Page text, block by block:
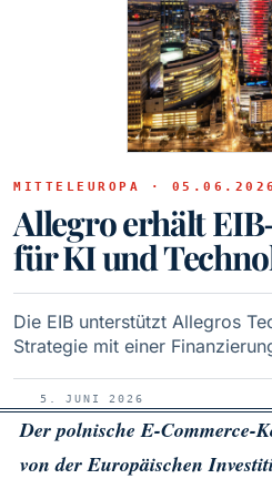
MITTELEUROPA · 05.06.2026
Allegro erhält
für KI und
Die EIB unterstützt Allegros
Strategie mit einer
5. JUNI 2026
Der polnische E-Commerce-
von der Europäischen